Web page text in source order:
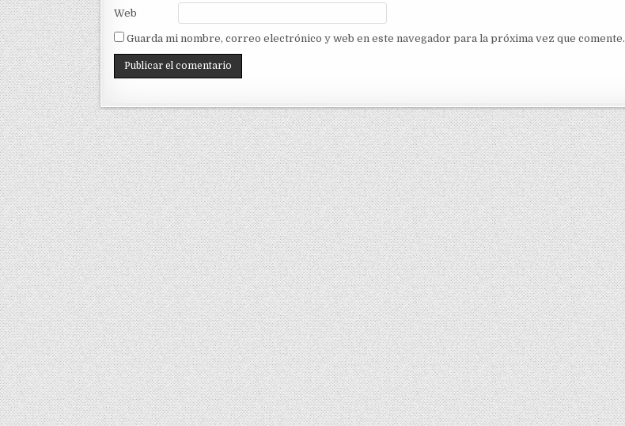
Web
Guarda mi nombre, correo electrónico y web en este navegador para la próxima vez que comente.